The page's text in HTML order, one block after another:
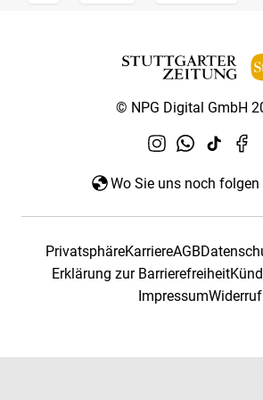
© NPG Digital GmbH
Wo Sie uns noch folgen
PrivatsphäreKarriereAGB
Erklärung zur Barrierefreiheit
ImpressumWiderruf